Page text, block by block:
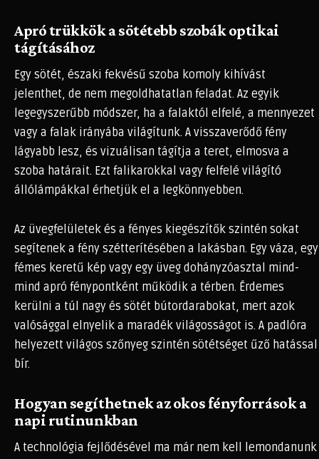
Apró trükkök a sötétebb szobák optikai
tágításához
Egy sötét, északi fekvésű szoba komoly kihívást
jelenthet, de nem megoldhatatlan feladat. Az egyik
legegyszerűbb módszer, ha a falaktól elfelé, a mennyezet
vagy a falak irányába világítunk. A visszaverődő fény
lágyabb lesz, és vizuálisan tágítja a teret, elmosva a
szoba határait. Ezt falikarokkal vagy felfelé világító
állólámpákkal érhetjük el a legkönnyebben.
Az üvegfelületek és a fényes kiegészítők szintén sokat
segítenek a fény szétterítésében a lakásban. Egy váza, egy
fémes keretű kép vagy egy üveg dohányzóasztal mind-
mind apró fénypontként működik a térben. Érdemes
kerülni a túl nagy és sötét bútordarabokat, mert azok
valósággal elnyelik a maradék világosságot is. A padlóra
helyezett világos szőnyeg szintén sötétséget űző hatással
bír.
Hogyan segíthetnek az okos fényforrások a
napi rutinunkban
A technológia fejlődésével ma már nem kell lemondanunk